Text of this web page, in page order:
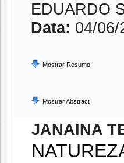
EDUARDO
Data: 04/06/
Mostrar Resumo
Mostrar Abstract
JANAINA